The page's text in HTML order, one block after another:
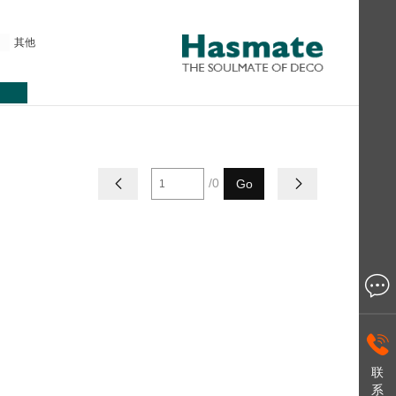


联
系
其他
 /0 Go 